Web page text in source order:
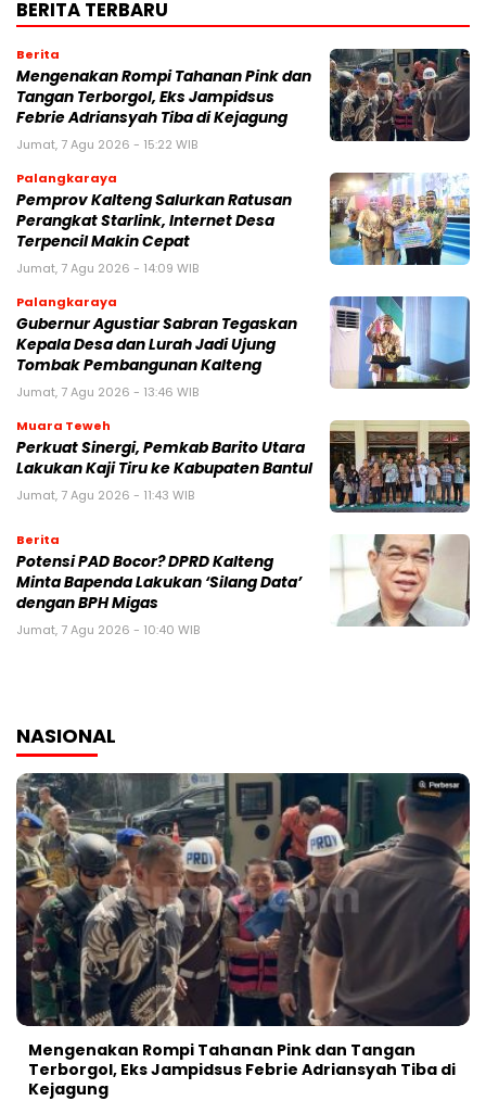
BERITA TERBARU
Berita
Mengenakan Rompi Tahanan Pink dan
Tangan Terborgol, Eks Jampidsus
Febrie Adriansyah Tiba di Kejagung
Jumat, 7 Agu 2026 - 15:22 WIB
Palangkaraya
Pemprov Kalteng Salurkan Ratusan
Perangkat Starlink, Internet Desa
Terpencil Makin Cepat
Jumat, 7 Agu 2026 - 14:09 WIB
Palangkaraya
Gubernur Agustiar Sabran Tegaskan
Kepala Desa dan Lurah Jadi Ujung
Tombak Pembangunan Kalteng
Jumat, 7 Agu 2026 - 13:46 WIB
Muara Teweh
Perkuat Sinergi, Pemkab Barito Utara
Lakukan Kaji Tiru ke Kabupaten Bantul
Jumat, 7 Agu 2026 - 11:43 WIB
Berita
Potensi PAD Bocor? DPRD Kalteng
Minta Bapenda Lakukan ‘Silang Data’
dengan BPH Migas
Jumat, 7 Agu 2026 - 10:40 WIB
NASIONAL
Mengenakan Rompi Tahanan Pink dan Tangan
Terborgol, Eks Jampidsus Febrie Adriansyah Tiba di
Kejagung